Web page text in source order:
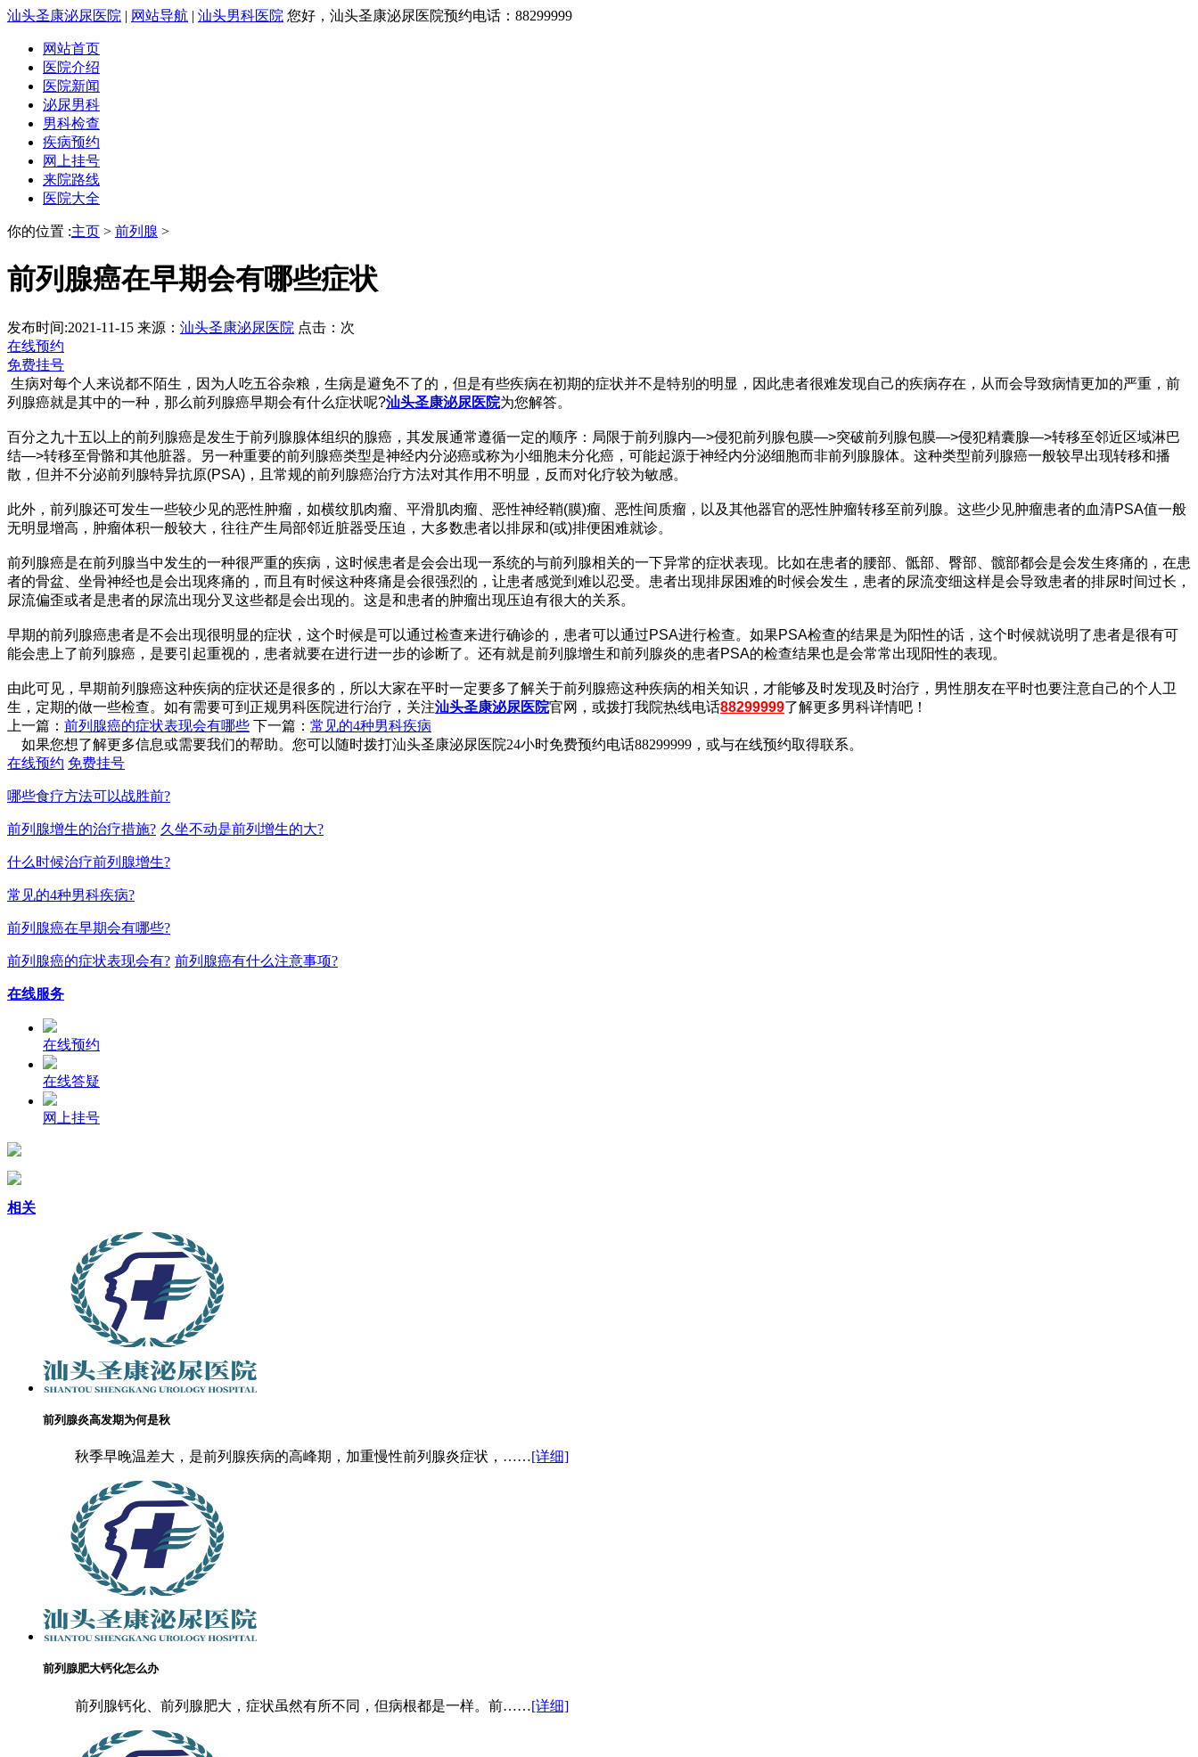
汕头圣康泌尿医院 | 网站导航 | 汕头男科医院 您好，汕头圣康泌尿医院预约电话：88299999
网站首页
医院介绍
医院新闻
泌尿男科
男科检查
疾病预约
网上挂号
来院路线
医院大全
你的位置 :主页 > 前列腺 >
前列腺癌在早期会有哪些症状
发布时间:2021-11-15 来源： 汕头圣康泌尿医院 点击： 次
在线预约
免费挂号
生病对每个人来说都不陌生，因为人吃五谷杂粮，生病是避免不了的，但是有些疾病在初期的症状并不是特别的明显，因此患者很难发现自己的疾病存在，从而会导致病情更加的严重，前
列腺癌就是其中的一种，那么前列腺癌早期会有什么症状呢?汕头圣康泌尿医院为您解答。
百分之九十五以上的前列腺癌是发生于前列腺腺体组织的腺癌，其发展通常遵循一定的顺序：局限于前列腺内—>侵犯前列腺包膜—>突破前列腺包膜—>侵犯精囊腺—>转移至邻近区域淋巴
结—>转移至骨骼和其他脏器。另一种重要的前列腺癌类型是神经内分泌癌或称为小细胞未分化癌，可能起源于神经内分泌细胞而非前列腺腺体。这种类型前列腺癌一般较早出现转移和播
散，但并不分泌前列腺特异抗原(PSA)，且常规的前列腺癌治疗方法对其作用不明显，反而对化疗较为敏感。
此外，前列腺还可发生一些较少见的恶性肿瘤，如横纹肌肉瘤、平滑肌肉瘤、恶性神经鞘(膜)瘤、恶性间质瘤，以及其他器官的恶性肿瘤转移至前列腺。这些少见肿瘤患者的血清PSA值一般
无明显增高，肿瘤体积一般较大，往往产生局部邻近脏器受压迫，大多数患者以排尿和(或)排便困难就诊。
前列腺癌是在前列腺当中发生的一种很严重的疾病，这时候患者是会会出现一系统的与前列腺相关的一下异常的症状表现。比如在患者的腰部、骶部、臀部、髋部都会是会发生疼痛的，在患
者的骨盆、坐骨神经也是会出现疼痛的，而且有时候这种疼痛是会很强烈的，让患者感觉到难以忍受。患者出现排尿困难的时候会发生，患者的尿流变细这样是会导致患者的排尿时间过长，
尿流偏歪或者是患者的尿流出现分叉这些都是会出现的。这是和患者的肿瘤出现压迫有很大的关系。
早期的前列腺癌患者是不会出现很明显的症状，这个时候是可以通过检查来进行确诊的，患者可以通过PSA进行检查。如果PSA检查的结果是为阳性的话，这个时候就说明了患者是很有可
能会患上了前列腺癌，是要引起重视的，患者就要在进行进一步的诊断了。还有就是前列腺增生和前列腺炎的患者PSA的检查结果也是会常常出现阳性的表现。
由此可见，早期前列腺癌这种疾病的症状还是很多的，所以大家在平时一定要多了解关于前列腺癌这种疾病的相关知识，才能够及时发现及时治疗，男性朋友在平时也要注意自己的个人卫
生，定期的做一些检查。如有需要可到正规男科医院进行治疗，关注汕头圣康泌尿医院官网，或拨打我院热线电话88299999了解更多男科详情吧！
上一篇： 前列腺癌的症状表现会有哪些 下一篇： 常见的4种男科疾病
如果您想了解更多信息或需要我们的帮助。您可以随时拨打汕头圣康泌尿医院24小时免费预约电话88299999，或与在线预约取得联系。
在线预约 免费挂号
哪些食疗方法可以战胜前?
前列腺增生的治疗措施? 久坐不动是前列增生的大?
什么时候治疗前列腺增生?
常见的4种男科疾病?
前列腺癌在早期会有哪些?
前列腺癌的症状表现会有? 前列腺癌有什么注意事项?
在线服务
在线预约
在线答疑
网上挂号
相关
前列腺炎高发期为何是秋
秋季早晚温差大，是前列腺疾病的高峰期，加重慢性前列腺炎症状，……[详细]
前列腺肥大钙化怎么办
前列腺钙化、前列腺肥大，症状虽然有所不同，但病根都是一样。前……[详细]